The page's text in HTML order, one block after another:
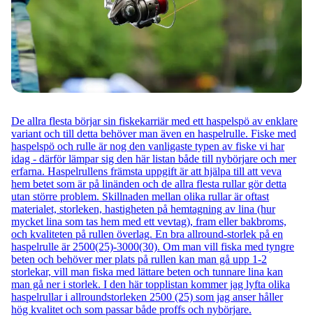
De allra flesta börjar sin fiskekarriär med ett haspelspö av enklare
variant och till detta behöver man även en haspelrulle. Fiske med
haspelspö och rulle är nog den vanligaste typen av fiske vi har
idag - därför lämpar sig den här listan både till nybörjare och mer
erfarna. Haspelrullens främsta uppgift är att hjälpa till att veva
hem betet som är på linänden och de allra flesta rullar gör detta
utan större problem. Skillnaden mellan olika rullar är oftast
materialet, storleken, hastigheten på hemtagning av lina (hur
mycket lina som tas hem med ett vevtag), fram eller bakbroms,
och kvaliteten på rullen överlag. En bra allround-storlek på en
haspelrulle är 2500(25)-3000(30). Om man vill fiska med tyngre
beten och behöver mer plats på rullen kan man gå upp 1-2
storlekar, vill man fiska med lättare beten och tunnare lina kan
man gå ner i storlek. I den här topplistan kommer jag lyfta olika
haspelrullar i allroundstorleken 2500 (25) som jag anser håller
hög kvalitet och som passar både proffs och nybörjare.